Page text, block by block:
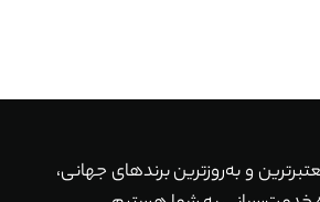
و به‌روزترین برندهای جهانی،